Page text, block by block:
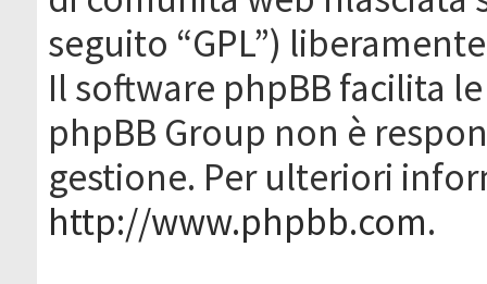
seguito “GPL”)
Il software phpBB facilita
phpBB Group non è
gestione. Per ulteriori
http://www.phpbb.com.